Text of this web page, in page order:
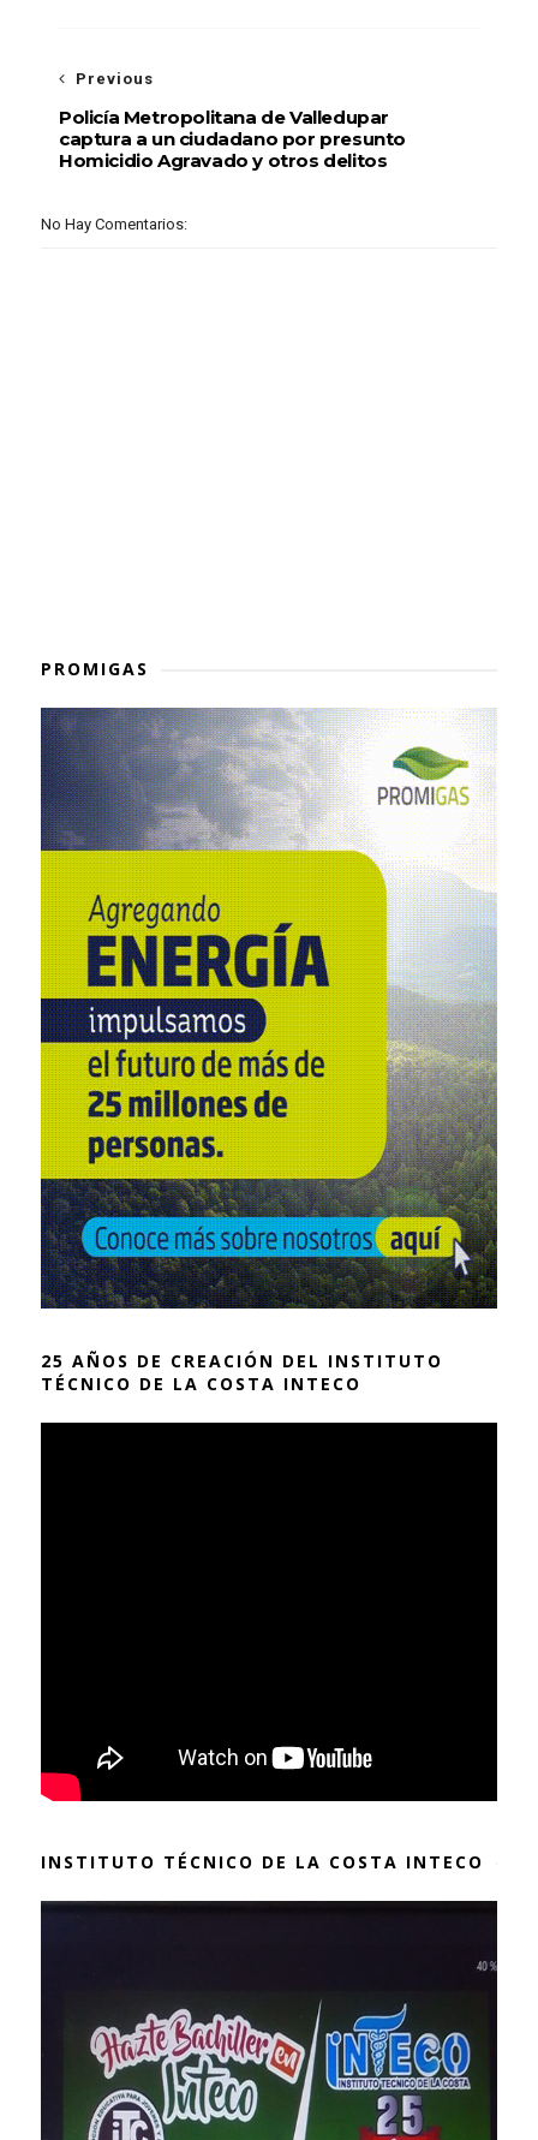
Previous
Policía Metropolitana de Valledupar
captura a un ciudadano por presunto
Homicidio Agravado y otros delitos
No Hay Comentarios:
PROMIGAS
25 AÑOS DE CREACIÓN DEL INSTITUTO
TÉCNICO DE LA COSTA INTECO
INSTITUTO TÉCNICO DE LA COSTA INTECO